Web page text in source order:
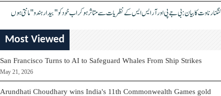
کنگنا رناوت کا بیان: بی جے پی اور آر ایس ایس کے نظریات سے متاثر ہو کر اب خود کو "بیدار ہندو" مانتی ہوں
Most Viewed
San Francisco Turns to AI to Safeguard Whales From Ship Strikes
May 21, 2026
Arundhati Choudhary wins India's 11th Commonwealth Games gold